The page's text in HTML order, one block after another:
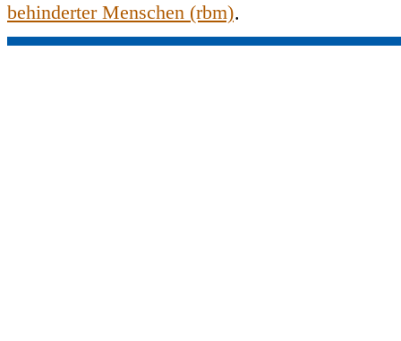
behinderter Menschen (rbm).